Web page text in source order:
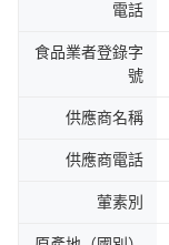
電話
食品業者登錄字
號
供應商名稱
供應商電話
葷素別